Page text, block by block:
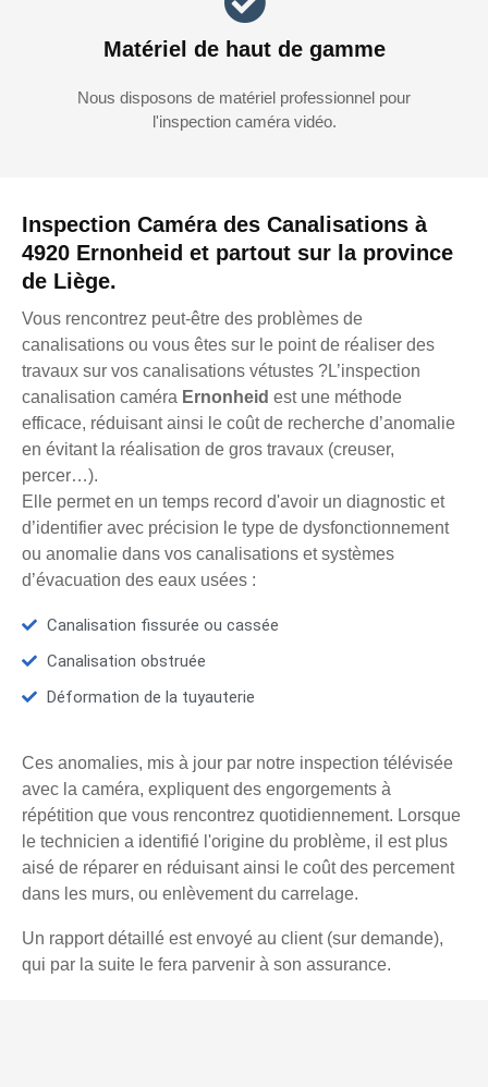
Inspection Caméra des Canalisations à
4920 Ernonheid et partout sur la province
de Liège.
Vous rencontrez peut-être des problèmes de
canalisations ou vous êtes sur le point de réaliser des
travaux sur vos canalisations vétustes ?L’inspection
canalisation caméra Ernonheid est une méthode
efficace, réduisant ainsi le coût de recherche d’anomalie
en évitant la réalisation de gros travaux (creuser,
percer…).
Elle permet en un temps record d'avoir un diagnostic et
d’identifier avec précision le type de dysfonctionnement
ou anomalie dans vos canalisations et systèmes
d’évacuation des eaux usées :
Canalisation fissurée ou cassée
Canalisation obstruée
Déformation de la tuyauterie
Ces anomalies, mis à jour par notre inspection télévisée
avec la caméra, expliquent des engorgements à
répétition que vous rencontrez quotidiennement. Lorsque
le technicien a identifié l'origine du problème, il est plus
aisé de réparer en réduisant ainsi le coût des percement
dans les murs, ou enlèvement du carrelage.
Un rapport détaillé est envoyé au client (sur demande),
qui par la suite le fera parvenir à son assurance.
Matériel de haut de gamme
Nous disposons de matériel professionnel pour
l'inspection caméra vidéo.